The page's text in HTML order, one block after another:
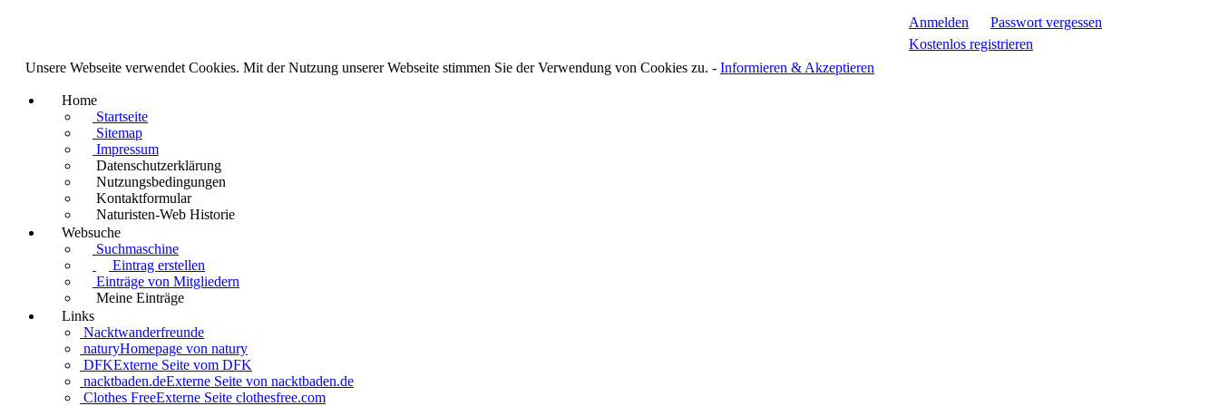
Anmelden
Passwort vergessen
Kostenlos registrieren
Unsere Webseite verwendet Cookies. Mit der Nutzung unserer Webseite stimmen Sie der Verwendung von Cookies zu. - Informieren & Akzeptieren
Home
Startseite
Sitemap
Impressum
Datenschutzerklärung
Nutzungsbedingungen
Kontaktformular
Naturisten-Web Historie
Websuche
Suchmaschine
Eintrag erstellen
Einträge von Mitgliedern
Meine Einträge
Links
Nacktwanderfreunde
naturyHomepage von natury
DFKExterne Seite vom DFK
nacktbaden.deExterne Seite von nacktbaden.de
Clothes FreeExterne Seite clothesfree.com